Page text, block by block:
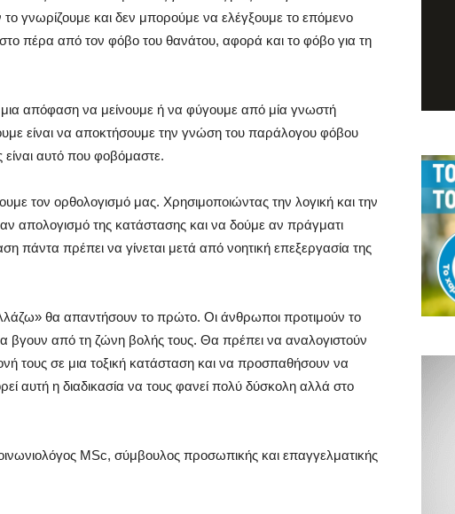
γνωρίζουμε και δεν μπορούμε να ελέγξουμε το επόμενο
πέρα από τον φόβο του θανάτου, αφορά και το φόβο για τη
μια απόφαση να μείνουμε ή να φύγουμε από μία γνωστή
είναι να αποκτήσουμε την γνώση του παράλογου φόβου
αυτό που φοβόμαστε.
τον ορθολογισμό μας. Χρησιμοποιώντας την λογική και την
απολογισμό της κατάστασης και να δούμε αν πράγματι
πάντα πρέπει να γίνεται μετά από νοητική επεξεργασία της
θα απαντήσουν το πρώτο. Οι άνθρωποι προτιμούν το
βγουν από τη ζώνη βολής τους. Θα πρέπει να αναλογιστούν
τους σε μια τοξική κατάσταση και να προσπαθήσουν να
αυτή η διαδικασία να τους φανεί πολύ δύσκολη αλλά στο
MSc, σύμβουλος προσωπικής και επαγγελματικής